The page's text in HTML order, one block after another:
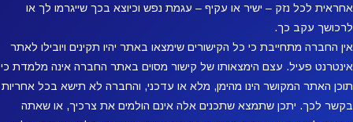
אחראית לכל נזק – ישיר או עקיף – עגמת נפש וכיוצא בכך שייגרמו לך או
לרכושך עקב כך.
אין החברה מתחייבת כי כל הקישורים שימצאו באתר יהיו תקינים ויובילו לאתר
אינטרנט פעיל. עצם הימצאותו של קישור מסוים באתר החברה אינה מלמדת כי
תוכן האתר המקושר הינו מהימן, מלא או עדכני, והחברה לא תישא בכל אחריות
בקשר לכך. יתכן שתמצא שתכנים אלה אינם הולמים את צרכיך, או שאתה